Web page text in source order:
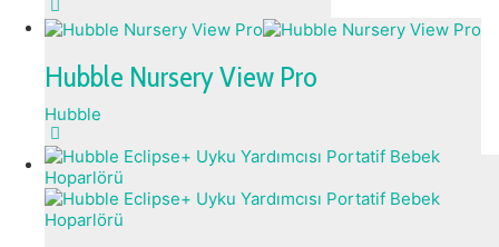
Hubble Nursery View Pro
Hubble